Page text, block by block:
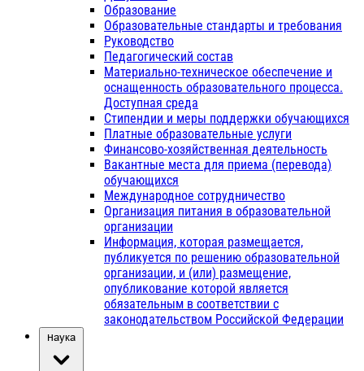
Образование
Образовательные стандарты и требования
Руководство
Педагогический состав
Материально-техническое обеспечение и
оснащенность образовательного процесса.
Доступная среда
Стипендии и меры поддержки обучающихся
Платные образовательные услуги
Финансово-хозяйственная деятельность
Вакантные места для приема (перевода)
обучающихся
Международное сотрудничество
Организация питания в образовательной
организации
Информация, которая размещается,
публикуется по решению образовательной
организации, и (или) размещение,
опубликование которой является
обязательным в соответствии с
законодательством Российской Федерации
Наука